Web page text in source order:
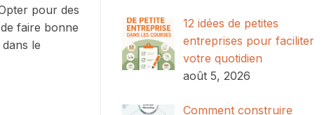
pour des
faire bonne
le
12 idées de petites
entreprises pour faciliter
votre quotidien
août 5, 2026
Comment construire